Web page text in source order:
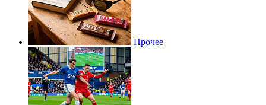
Прочее